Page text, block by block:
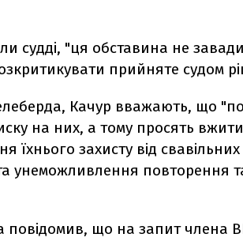
судді, "ця обставина не
прийняте судом
Качур вважають, що
на них, а тому просять
їхнього захисту від
унеможливлення повторення
повідомив, що на запит члена